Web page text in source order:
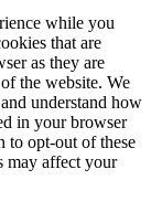
while you
that are
as they are
the website. We
understand how
in your browser
to opt-out of these
may affect your